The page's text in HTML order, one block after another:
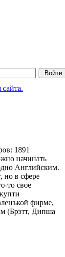
1891
начинать
Английским.
но в сфере
то свое
фирме,
(Брэтт, Дипша